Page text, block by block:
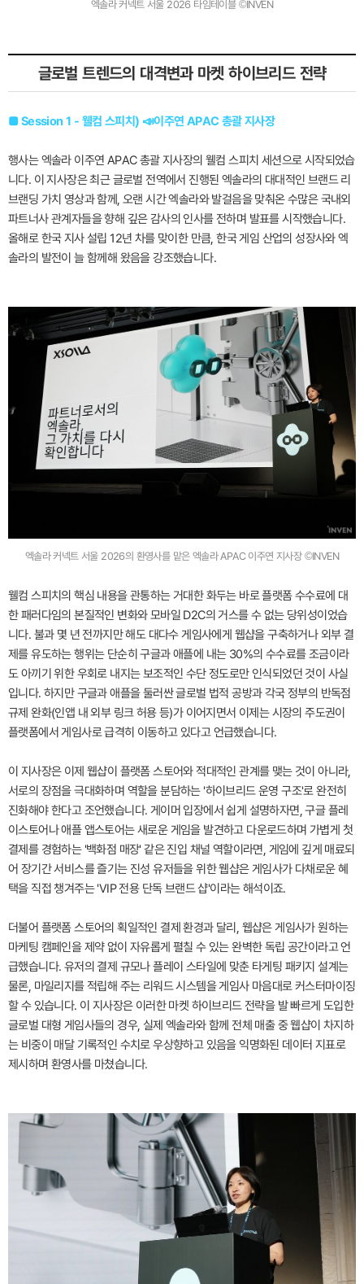
엑솔라 커넥트 서울 2026 타임테이블 ©INVEN
글로벌 트렌드의 대격변과 마켓 하이브리드 전략
■ Session 1 - 웰컴 스피치) 📣이주연 APAC 총괄 지사장
행사는 엑솔라 이주연 APAC 총괄 지사장의 웰컴 스피치 세션으로 시작되었습
니다. 이 지사장은 최근 글로벌 전역에서 진행된 엑솔라의 대대적인 브랜드 리
브랜딩 가치 영상과 함께, 오랜 시간 엑솔라와 발걸음을 맞춰온 수많은 국내외
파트너사 관계자들을 향해 깊은 감사의 인사를 전하며 발표를 시작했습니다.
올해로 한국 지사 설립 12년 차를 맞이한 만큼, 한국 게임 산업의 성장사와 엑
솔라의 발전이 늘 함께해 왔음을 강조했습니다.
엑솔라 커넥트 서울 2026의 환영사를 맡은 엑솔라 APAC 이주연 지사장 ©INVEN
웰컴 스피치의 핵심 내용을 관통하는 거대한 화두는 바로 플랫폼 수수료에 대
한 패러다임의 본질적인 변화와 모바일 D2C의 거스를 수 없는 당위성이었습
니다. 불과 몇 년 전까지만 해도 대다수 게임사에게 웹샵을 구축하거나 외부 결
제를 유도하는 행위는 단순히 구글과 애플에 내는 30%의 수수료를 조금이라
도 아끼기 위한 우회로 내지는 보조적인 수단 정도로만 인식되었던 것이 사실
입니다. 하지만 구글과 애플을 둘러싼 글로벌 법적 공방과 각국 정부의 반독점
규제 완화(인앱 내 외부 링크 허용 등)가 이어지면서 이제는 시장의 주도권이
플랫폼에서 게임사로 급격히 이동하고 있다고 언급했습니다.
이 지사장은 이제 웹샵이 플랫폼 스토어와 적대적인 관계를 맺는 것이 아니라,
서로의 장점을 극대화하며 역할을 분담하는 '하이브리드 운영 구조'로 완전히
진화해야 한다고 조언했습니다. 게이머 입장에서 쉽게 설명하자면, 구글 플레
이스토어나 애플 앱스토어는 새로운 게임을 발견하고 다운로드하며 가볍게 첫
결제를 경험하는 '백화점 매장' 같은 진입 채널 역할이라면, 게임에 깊게 매료되
어 장기간 서비스를 즐기는 진성 유저들을 위한 웹샵은 게임사가 다채로운 혜
택을 직접 챙겨주는 'VIP 전용 단독 브랜드 샵'이라는 해석이죠.
더불어 플랫폼 스토어의 획일적인 결제 환경과 달리, 웹샵은 게임사가 원하는
마케팅 캠페인을 제약 없이 자유롭게 펼칠 수 있는 완벽한 독립 공간이라고 언
급했습니다. 유저의 결제 규모나 플레이 스타일에 맞춘 타게팅 패키지 설계는
물론, 마일리지를 적립해 주는 리워드 시스템을 게임사 마음대로 커스터마이징
할 수 있습니다. 이 지사장은 이러한 마켓 하이브리드 전략을 발 빠르게 도입한
글로벌 대형 게임사들의 경우, 실제 엑솔라와 함께 전체 매출 중 웹샵이 차지하
는 비중이 매달 기록적인 수치로 우상향하고 있음을 익명화된 데이터 지표로
제시하며 환영사를 마쳤습니다.